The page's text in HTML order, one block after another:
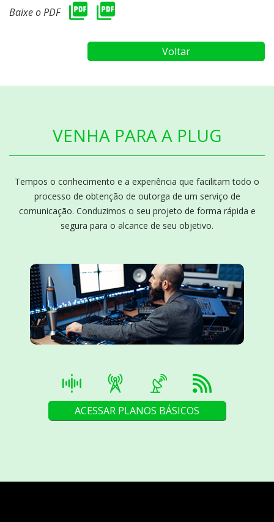
Baixe o PDF
Voltar
VENHA PARA A PLUG
Tempos o conhecimento e a experiência que facilitam todo o
processo de obtenção de outorga de um serviço de
comunicação. Conduzimos o seu projeto de forma rápida e
segura para o alcance de seu objetivo.
ACESSAR PLANOS BÁSICOS